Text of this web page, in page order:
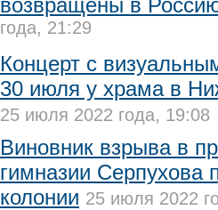
возвращены в
года, 21:29
Концерт с
30 июля у храма в
25 июля 2022 года, 19:08
Виновник взрыва в
гимназии Серпухова
колонии 25 июля 2022